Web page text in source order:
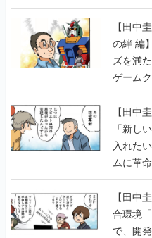
【田中
の絆 編
ズを満
ゲーム
【若ゲ
【田中
「新し
入れた
ムに革
のいた
【田中
合環境
で、開